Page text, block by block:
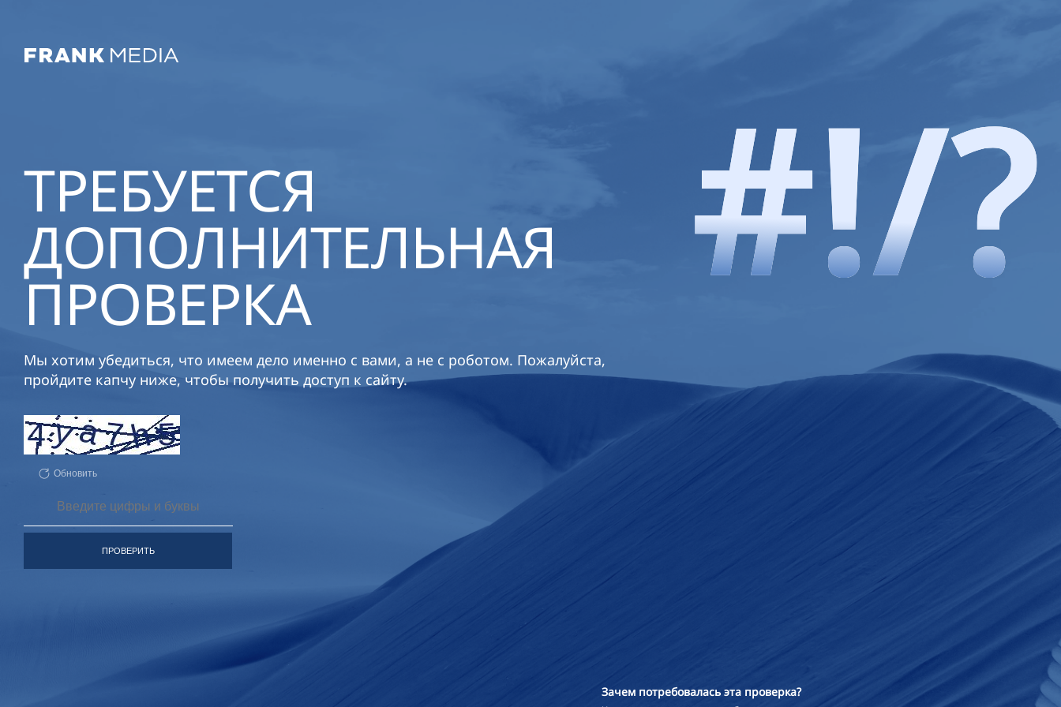
ТРЕБУЕТСЯ
ДОПОЛНИТЕЛЬНАЯ
ПРОВЕРКА
Мы хотим убедиться, что имеем дело именно с вами, а не с роботом. Пожалуйста,
пройдите капчу ниже, чтобы получить доступ к сайту.
Обновить
ПРОВЕРИТЬ
Зачем потребовалась эта проверка?